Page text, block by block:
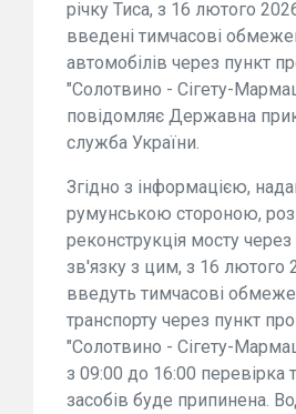
річку Тиса, з 16 лютого
введені тимчасові
автомобілів через пункт
"Солотвино - Сігету-
повідомляє Державна
служба України.
Згідно з інформацією,
румунською стороною,
реконструкція мосту через
зв'язку з цим, з 16 лютого
введуть тимчасові
транспорту через пункт
"Солотвино - Сігету-
з 09:00 до 16:00 перевірка
засобів буде припинена.